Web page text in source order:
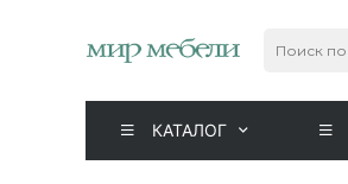
КАТАЛОГ